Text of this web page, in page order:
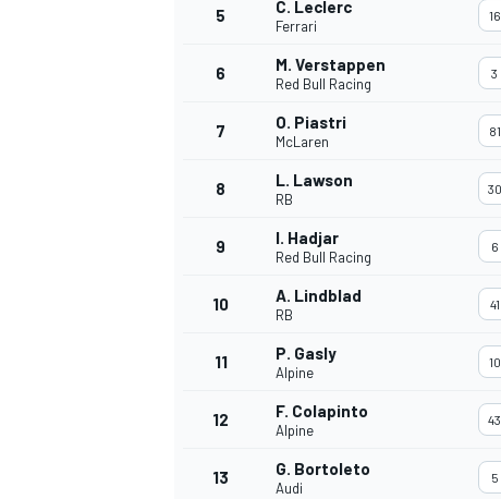
FÓRMULA E
5 C. Leclerc
Ferrari
16
6 M. Verstappen
Red Bull Racing
3
7 O. Piastri
McLaren
81
8 L. Lawson
RB
30
9 I. Hadjar
Red Bull Racing
6
10 A. Lindblad
RB
41
11 P. Gasly
Alpine
10
12 F. Colapinto
Alpine
43
13 G. Bortoleto
Audi
5